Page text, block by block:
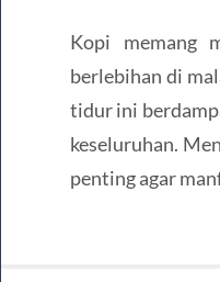
Kopi memang
berlebihan di
tidur ini
keseluruhan.
penting agar